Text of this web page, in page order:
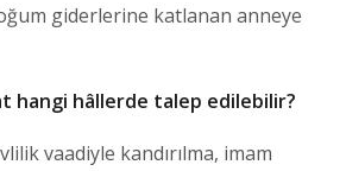
giderlerine katlanan anneye
hangi hâllerde talep edilebilir?
vaadiyle kandırılma, imam